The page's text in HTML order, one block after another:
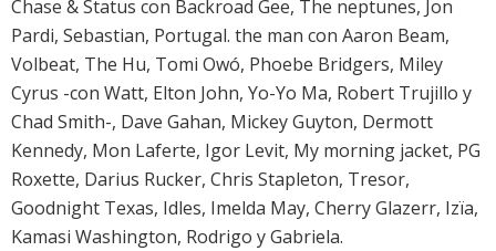
Chase & Status con Backroad Gee, The neptunes, Jon
Pardi, Sebastian, Portugal. the man con Aaron Beam,
Volbeat, The Hu, Tomi Owó, Phoebe Bridgers, Miley
Cyrus -con Watt, Elton John, Yo-Yo Ma, Robert Trujillo y
Chad Smith-, Dave Gahan, Mickey Guyton, Dermott
Kennedy, Mon Laferte, Igor Levit, My morning jacket, PG
Roxette, Darius Rucker, Chris Stapleton, Tresor,
Goodnight Texas, Idles, Imelda May, Cherry Glazerr, Izïa,
Kamasi Washington, Rodrigo y Gabriela.